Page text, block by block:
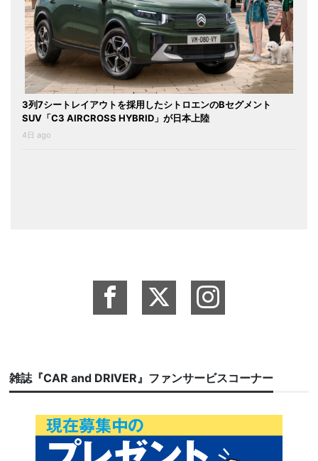
3列7シートレイアウトを採用したシトロエンのBセグメント
SUV「C3 AIRCROSS HYBRID」が日本上陸
4日 ago
雑誌『CAR and DRIVER』ファンサービスコーナー